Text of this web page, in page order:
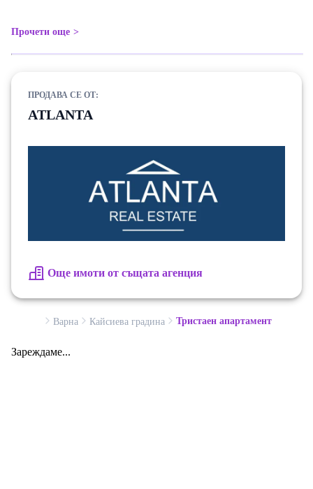
Прочети още
ПРОДАВА СЕ ОТ:
ATLANTA
Още имоти от същата агенция
Варна Кайсиева градина Тристаен апартамент
Зареждаме...